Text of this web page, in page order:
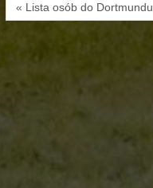
« Lista osób do Dortmundu